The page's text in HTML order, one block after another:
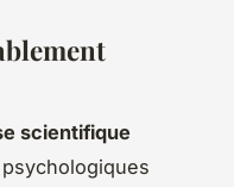
scientifique